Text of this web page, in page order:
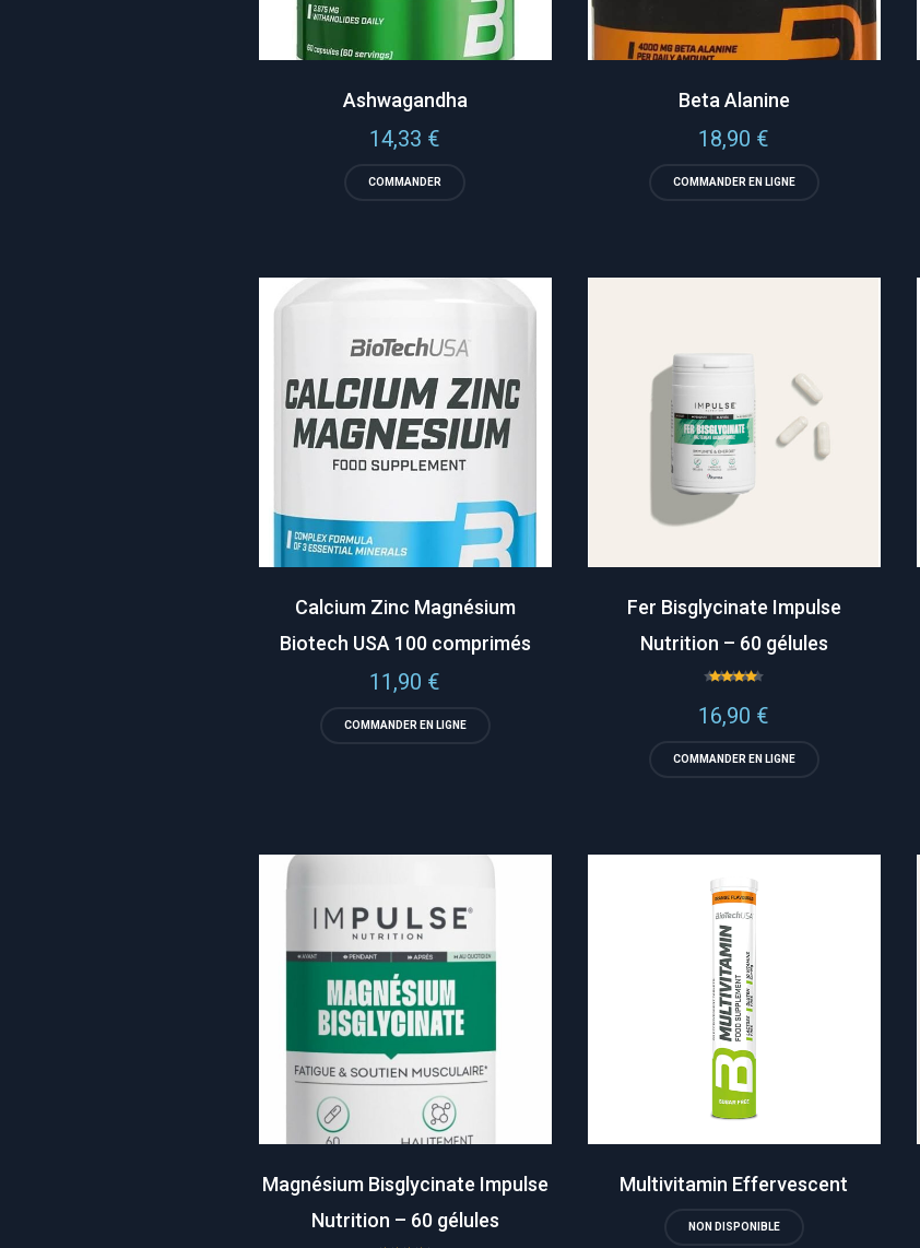
Ashwagandha
14,33 €
COMMANDER
Beta Alanine
18,90 €
COMMANDER EN LIGNE
Calcium Zinc Magnésium
Biotech USA 100 comprimés
11,90 €
COMMANDER EN LIGNE
Fer Bisglycinate Impulse
Nutrition – 60 gélules
sur 5
16,90 €
COMMANDER EN LIGNE
Magnésium Bisglycinate Impulse
Nutrition – 60 gélules
Multivitamin Effervescent
NON DISPONIBLE